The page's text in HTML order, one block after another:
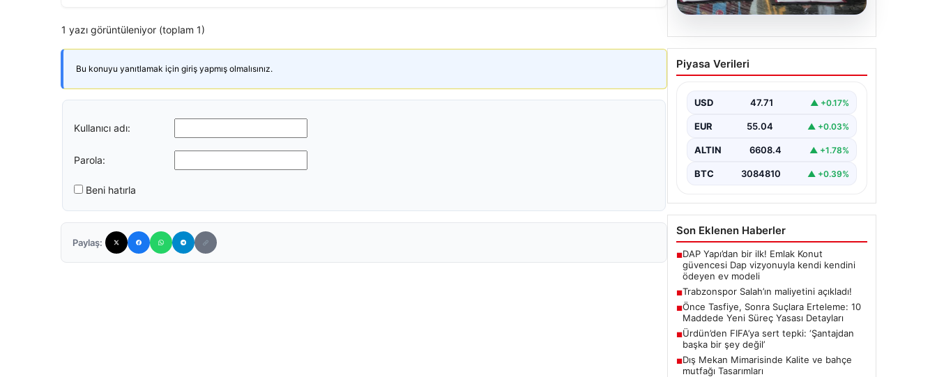
1 yazı görüntüleniyor (toplam 1)
Bu konuyu yanıtlamak için giriş yapmış olmalısınız.
Kullanıcı adı:
Parola:
Beni hatırla
Paylaş:
06.08.2026
Trabzonspor Salah’ın
maliyetini açıkladı!
Piyasa Verileri
USD 47.71 ▲ +0.17%
EUR 55.04 ▲ +0.03%
ALTIN 6608.4 ▲ +1.78%
BTC 3084810 ▲ +0.39%
Son Eklenen Haberler
■DAP Yapı’dan bir ilk! Emlak Konut
güvencesi Dap vizyonuyla kendi kendini
ödeyen ev modeli
■Trabzonspor Salah’ın maliyetini açıkladı!
■Önce Tasfiye, Sonra Suçlara Erteleme: 10
Maddede Yeni Süreç Yasası Detayları
■Ürdün’den FIFA’ya sert tepki: ‘Şantajdan
başka bir şey değil’
■Dış Mekan Mimarisinde Kalite ve bahçe
mutfağı Tasarımları